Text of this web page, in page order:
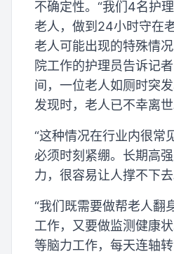
不确定性。“我们4名护
老人，做到24小时守在
老人可能出现的特殊情
院工作的护理员告诉记
间，一位老人如厕时突
发现时，老人已不幸离世
“这种情况在行业内很常
必须时刻紧绷。长期高
力，很容易让人撑不下去
“我们既需要做帮老人翻
工作，又要做监测健康
等脑力工作，每天连轴